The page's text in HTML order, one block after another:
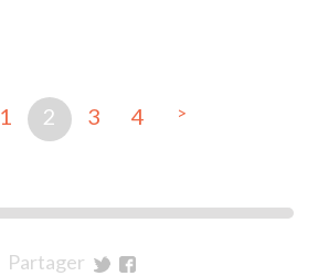
1 2 3 4 >
Partager